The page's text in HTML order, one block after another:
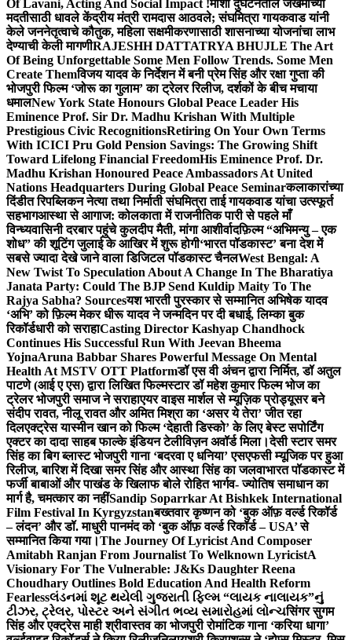
Of Lavani, Acting And Social Impact !मोशी दुर्घटनेतील जखमींच्या
मदतीसाठी धावले केंद्रीय मंत्री रामदास आठवले; संघमित्रा गायकवाड यांनी
केले जननेतृत्वाचे कौतुक, महिला सक्षमीकरणासाठी शासनाच्या योजनांचा लाभ
देण्याची केली मागणीRAJESHH DATTATRYA BHUJLE The Art
Of Being Unforgettable Some Men Follow Trends. Some Men
Create Themविजय यादव के निर्देशन में बनी प्रेम सिंह और रक्षा गुप्ता की
भोजपुरी फिल्म ‘जोरू का गुलाम’ का ट्रेलर रिलीज, दर्शकों के बीच मचाया
धमालNew York State Honours Global Peace Leader His
Eminence Prof. Sir Dr. Madhu Krishan With Multiple
Prestigious Civic RecognitionsRetiring On Your Own Terms
With ICICI Pru Gold Pension Savings: The Growing Shift
Toward Lifelong Financial FreedomHis Eminence Prof. Dr.
Madhu Krishan Honoured Peace Ambassadors At United
Nations Headquarters During Global Peace Seminarकलाकारांच्या
दिंडीत रिपब्लिकन नेत्या तथा निर्माती संघमित्रा ताई गायकवाड यांचा उत्स्फूर्त
सहभागआस्था से आगाज: कोलकाता में राजनीतिक पारी से पहले माँ
विन्ध्यवासिनी दरबार पहुंचे कुलदीप मैती, मांगा आशीर्वादफ़िल्म “अभिमन्यु – एक
शोध” की शूटिंग जुलाई के आखिर में शुरू होगी‘भारत पॉडकास्ट’ बना देश में
सबसे ज्यादा देखे जाने वाला डिजिटल पॉडकास्ट चैनलWest Bengal: A
New Twist To Speculation About A Change In The Bharatiya
Janata Party: Could The BJP Send Kuldip Maity To The
Rajya Sabha? Sourcesयश भारती पुरस्कार से सम्मानित अभिषेक यादव
‘अभि’ को फ़िल्म मेकर धीरू यादव ने जन्मदिन पर दी बधाई, लिम्का बुक
रिकॉर्डधारी को सराहाCasting Director Kashyap Chandhock
Continues His Successful Run With Jeevan Bheema
YojnaAruna Babbar Shares Powerful Message On Mental
Health At MSTV OTT Platformडॉ एस वी अंचन द्वारा निर्मित, डॉ अतुल
पाटणे (आई ए एस) द्वारा लिखित फिल्मस्टार डॉ महेश कुमार फिल्म भोज का
ट्रेलर भोजपुरी समाज ने सराहाएयर वाइस मार्शल से म्यूज़िक प्रोड्यूसर बने
संदीप रावत, नीलू रावत और अमित मिश्रा का ‘असर ये तेरा’ जीत रहा
दिलएक्ट्रेस यास्मीन खान को फिल्म ‘देहाती डिस्को’ के लिए बेस्ट सपोर्टिंग
एक्टर का दादा साहब फाल्के इंडियन टेलीविज़न अवॉर्ड मिला।देसी स्टार समर
सिंह का बिग ब्लास्ट भोजपुरी गाना ‘बदरवा ए धनिया’ एसएफसी म्यूजिक पर हुआ
रिलीज, बारिश में दिखा समर सिंह और आस्था सिंह का जलवाभारत पॉडकास्ट में
फर्जी बाबाओं और पाखंड के खिलाफ बोले रोहित भार्गव- ज्योतिष समाधान का
मार्ग है, चमत्कार का नहींSandip Soparrkar At Bishkek International
Film Festival In Kyrgyzstanबख्तवार कृष्णन को ‘बुक ऑफ़ वर्ल्ड रिकॉर्ड
– लंदन’ और डॉ. माधुरी पानमंद को ‘बुक ऑफ़ वर्ल्ड रिकॉर्ड – USA’ से
सम्मानित किया गया।The Journey Of Lyricist And Composer
Amitabh Ranjan From Journalist To Welknown LyricistA
Visionary For The Vulnerable: J&Ks Daughter Reena
Choudhary Outlines Bold Education And Health Reform
Fearlessલંડનમાં શૂટ થયેલી ગુજરાતી ફિલ્મ “લાયક નાલાયક”નું
ટીઝર, ટ્રેલર, પોસ્ટર અને સંગીત ભવ્ય સમારોહમાં લોન્ચसिंगर सुगम
सिंह और एक्ट्रेस माही श्रीवास्तव का भोजपुरी रोमांटिक गाना ‘करिया धागा’